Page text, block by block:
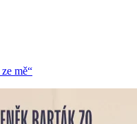
mě“